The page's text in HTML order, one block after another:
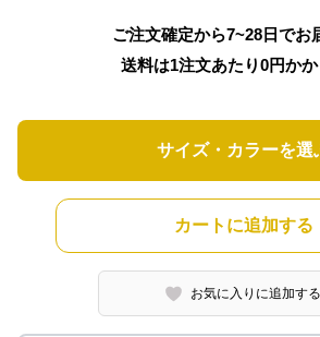
ご注文確定から7~28日でお
送料は1注文あたり0円か
サイズ・カラーを選
カートに追加する
お気に入りに追加する